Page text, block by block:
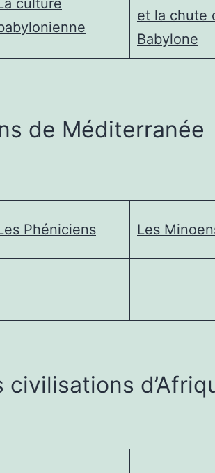
culture
et la chute
Babylone
de Méditerranée
Phéniciens Les
civilisations